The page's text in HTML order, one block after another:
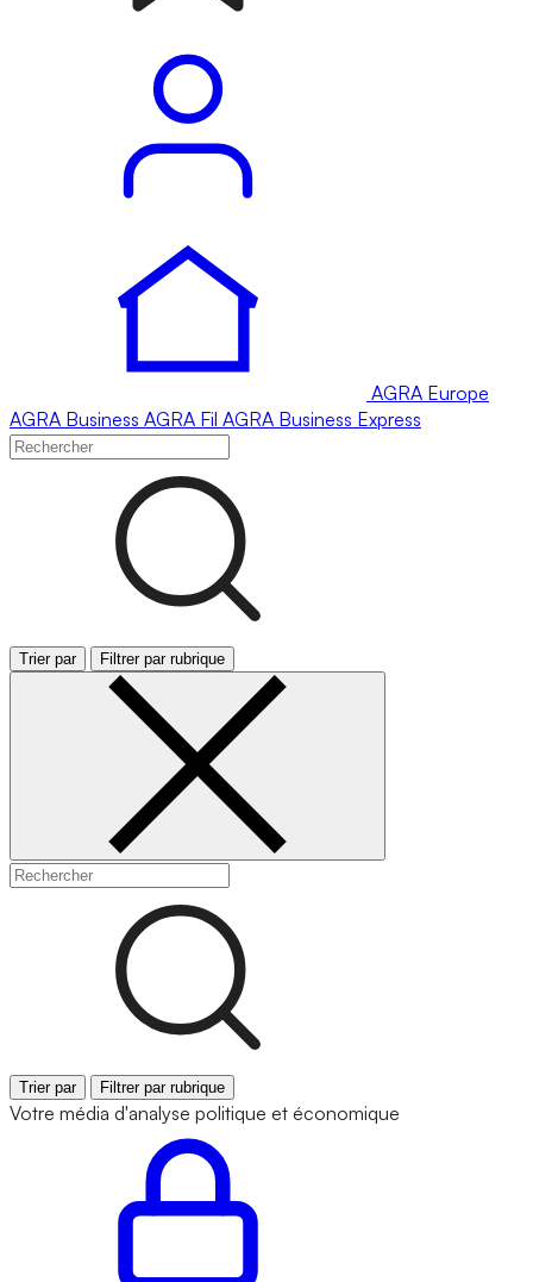
AGRA Europe
AGRA Business AGRA Fil AGRA Business Express
Trier par Filtrer par rubrique
Trier par Filtrer par rubrique
Votre média d'analyse politique et économique